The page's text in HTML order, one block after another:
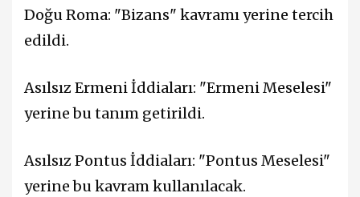
Doğu Roma: "Bizans" kavramı yerine tercih
edildi.
Asılsız Ermeni İddiaları: "Ermeni Meselesi"
yerine bu tanım getirildi.
Asılsız Pontus İddiaları: "Pontus Meselesi"
yerine bu kavram kullanılacak.